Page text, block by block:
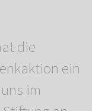
die
ein
im